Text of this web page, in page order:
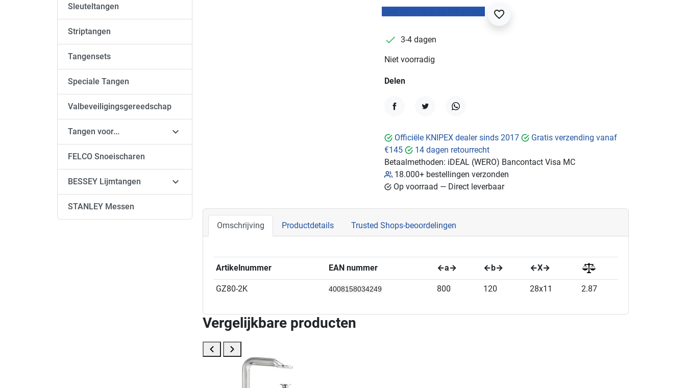
Sleuteltangen
Striptangen
Tangensets
Speciale Tangen
Valbeveiligingsgereedschap
Tangen voor... 
FELCO Snoeischaren
BESSEY Lijmtangen 
STANLEY Messen
favorite_border
checkmark
3-4 dagen
Niet voorradig
Delen
Officiële KNIPEX dealer sinds 2017
Gratis verzending vanaf
€145
14 dagen retourrecht
Betaalmethoden: iDEAL (WERO) Bancontact Visa MC
18.000+ bestellingen verzonden
Op voorraad — Direct leverbaar
Omschrijving Productdetails Trusted Shops-beoordelingen
Artikelnummer EAN nummer ←a→ ←b→ ←X→
GZ80-2K 4008158034249 800 120 28x11 2.87
Vergelijkbare producten